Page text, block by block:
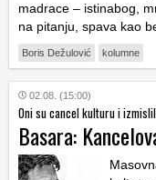
madrace – istinabog,
na pitanju, spava kao
Boris Dežulović kolumne
02.08. (15:00)
Oni su cancel kulturu i
Basara: